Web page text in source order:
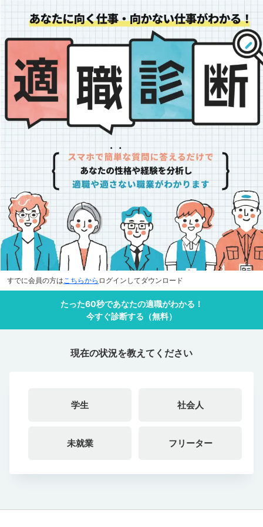
すでに会員の方はこちらから ログインしてダウンロード
たった60秒であなたの適職がわかる！
今すぐ診断する（無料）
現在の状況を教えてください
学生 社会人
未就業 フリーター